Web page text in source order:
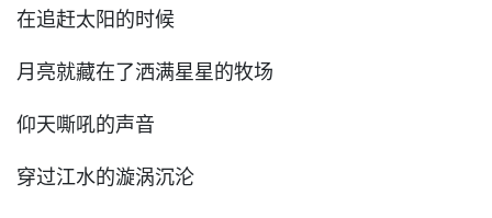
在追赶太阳的时候
月亮就藏在了洒满星星的牧场
仰天嘶吼的声音
穿过江水的漩涡沉沦